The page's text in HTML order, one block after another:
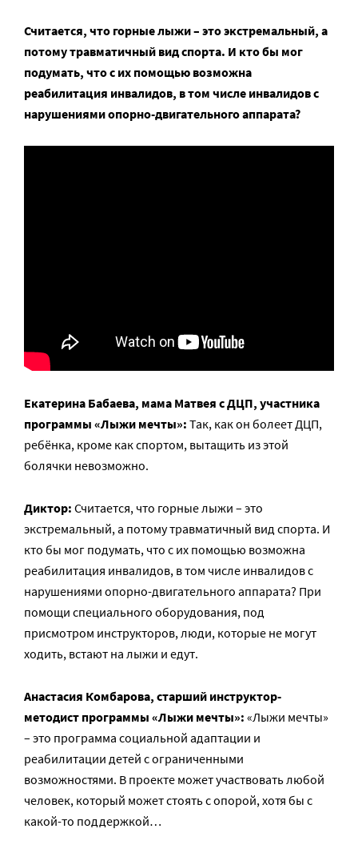
Считается, что горные лыжи – это экстремальный, а
потому травматичный вид спорта. И кто бы мог
подумать, что с их помощью возможна
реабилитация инвалидов, в том числе инвалидов с
нарушениями опорно-двигательного аппарата?
Екатерина Бабаева, мама Матвея с ДЦП, участника
программы «Лыжи мечты»: Так, как он болеет ДЦП,
ребёнка, кроме как спортом, вытащить из этой
болячки невозможно.
Диктор: Считается, что горные лыжи – это
экстремальный, а потому травматичный вид спорта. И
кто бы мог подумать, что с их помощью возможна
реабилитация инвалидов, в том числе инвалидов с
нарушениями опорно-двигательного аппарата? При
помощи специального оборудования, под
присмотром инструкторов, люди, которые не могут
ходить, встают на лыжи и едут.
Анастасия Комбарова, старший инструктор-
методист программы «Лыжи мечты»: «Лыжи мечты»
– это программа социальной адаптации и
реабилитации детей с ограниченными
возможностями. В проекте может участвовать любой
человек, который может стоять с опорой, хотя бы с
какой-то поддержкой…